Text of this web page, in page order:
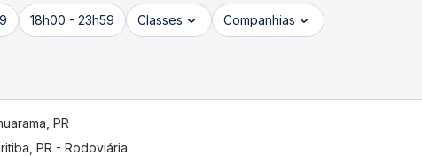
18h00 - 23h59 Classes Companhias
PR
PR - Rodoviária